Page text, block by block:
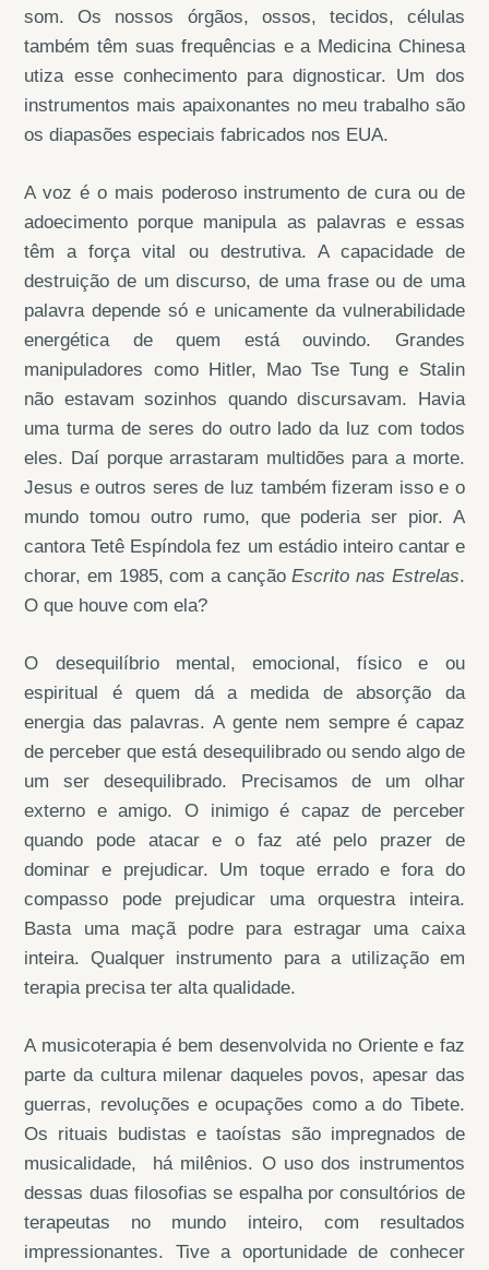
som. Os nossos órgãos, ossos, tecidos, células
também têm suas frequências e a Medicina Chinesa
utiza esse conhecimento para dignosticar. Um dos
instrumentos mais apaixonantes no meu trabalho são
os diapasões especiais fabricados nos EUA.
A voz é o mais poderoso instrumento de cura ou de
adoecimento porque manipula as palavras e essas
têm a força vital ou destrutiva. A capacidade de
destruição de um discurso, de uma frase ou de uma
palavra depende só e unicamente da vulnerabilidade
energética de quem está ouvindo. Grandes
manipuladores como Hitler, Mao Tse Tung e Stalin
não estavam sozinhos quando discursavam. Havia
uma turma de seres do outro lado da luz com todos
eles. Daí porque arrastaram multidões para a morte.
Jesus e outros seres de luz também fizeram isso e o
mundo tomou outro rumo, que poderia ser pior. A
cantora Tetê Espíndola fez um estádio inteiro cantar e
chorar, em 1985, com a cançãoEscrito nas Estrelas.
O que houve com ela?
O desequilíbrio mental, emocional, físico e ou
espiritual é quem dá a medida de absorção da
energia das palavras. A gente nem sempre é capaz
de perceber que está desequilibrado ou sendo algo de
um ser desequilibrado. Precisamos de um olhar
externo e amigo. O inimigo é capaz de perceber
quando pode atacar e o faz até pelo prazer de
dominar e prejudicar. Um toque errado e fora do
compasso pode prejudicar uma orquestra inteira.
Basta uma maçã podre para estragar uma caixa
inteira. Qualquer instrumento para a utilização em
terapia precisa ter alta qualidade.
A musicoterapia é bem desenvolvida no Oriente e faz
parte da cultura milenar daqueles povos, apesar das
guerras, revoluções e ocupações como a do Tibete.
Os rituais budistas e taoístas são impregnados de
musicalidade, há milênios. O uso dos instrumentos
dessas duas filosofias se espalha por consultórios de
terapeutas no mundo inteiro, com resultados
impressionantes. Tive a oportunidade de conhecer